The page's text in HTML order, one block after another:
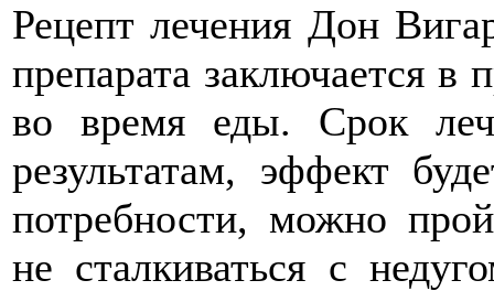
Рецепт лечения Дон
препарата заключается в
во время еды. Срок
результатам, эффект
потребности, можно
не сталкиваться с